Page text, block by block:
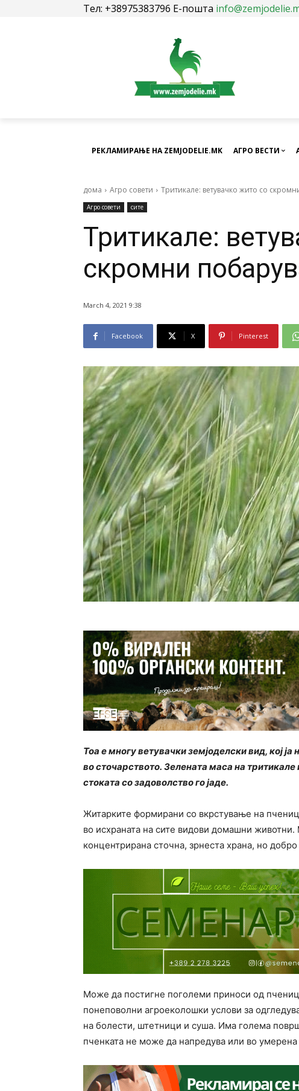
Тел: +38975383796 Е-пошта
РЕКЛАМИРАЊЕ НА ZEMJODELIE.MK АГРО ВЕСТИ
дома Агро совети Тритикале: ветувачко жито со
Агро совети сите
Тритикале:
скромни
March 4, 2021 9:38
Facebook X Pinterest
Тоа е многу ветувачки земјоделски вид, кој
во сточарството. Зелената маса на
стоката со задоволство го јаде.
Житарките формирани со вкрстување на
во исхраната на сите видови домашни
концентрирана сточна, зрнеста храна, но
Може да постигне поголеми приноси од
понеповолни агроеколошки услови за
на болести, штетници и суша. Има голема
пченката не може да напредува или во умерена